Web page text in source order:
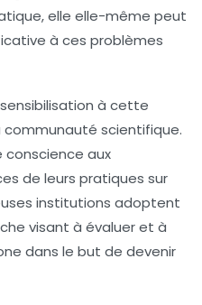
elle elle-même peut
à ces problèmes
à cette
scientifique.
conscience aux
de leurs pratiques sur
institutions adoptent
visant à évaluer et à
dans le but de devenir